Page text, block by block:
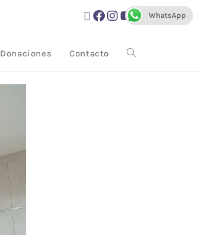
Donaciones Contacto
WhatsApp